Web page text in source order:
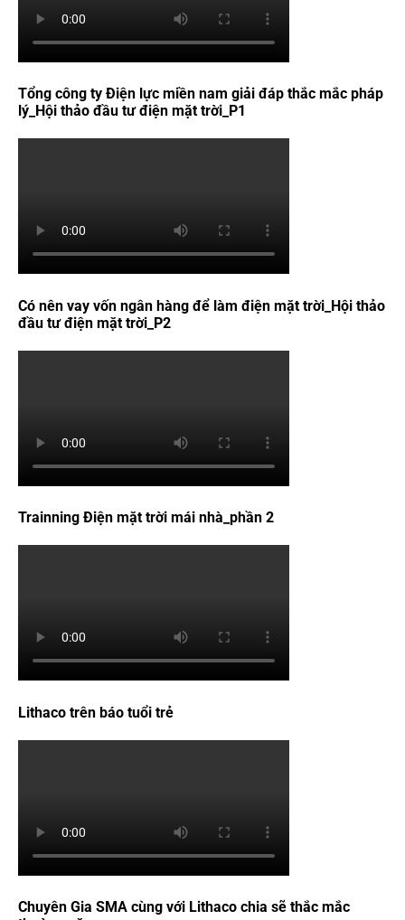
Tổng công ty Điện lực miền nam giải đáp thắc mắc pháp
lý_Hội thảo đầu tư điện mặt trời_P1
Có nên vay vốn ngân hàng để làm điện mặt trời_Hội thảo
đầu tư điện mặt trời_P2
Trainning Điện mặt trời mái nhà_phần 2
Lithaco trên báo tuổi trẻ
Chuyên Gia SMA cùng với Lithaco chia sẽ thắc mắc